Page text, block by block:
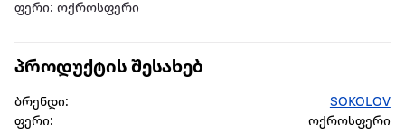
ფერი: ოქროსფერი
პროდუქტის შესახებ
ბრენდი:
SOKOLOV
ფერი:
ოქროსფერი